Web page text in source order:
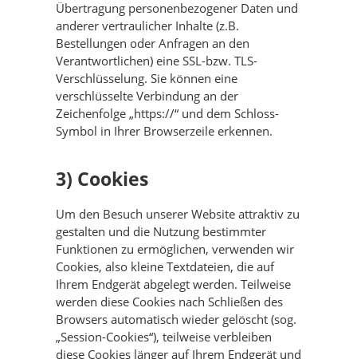
Übertragung personenbezogener Daten und
anderer vertraulicher Inhalte (z.B.
Bestellungen oder Anfragen an den
Verantwortlichen) eine SSL-bzw. TLS-
Verschlüsselung. Sie können eine
verschlüsselte Verbindung an der
Zeichenfolge „https://“ und dem Schloss-
Symbol in Ihrer Browserzeile erkennen.
3) Cookies
Um den Besuch unserer Website attraktiv zu
gestalten und die Nutzung bestimmter
Funktionen zu ermöglichen, verwenden wir
Cookies, also kleine Textdateien, die auf
Ihrem Endgerät abgelegt werden. Teilweise
werden diese Cookies nach Schließen des
Browsers automatisch wieder gelöscht (sog.
„Session-Cookies“), teilweise verbleiben
diese Cookies länger auf Ihrem Endgerät und